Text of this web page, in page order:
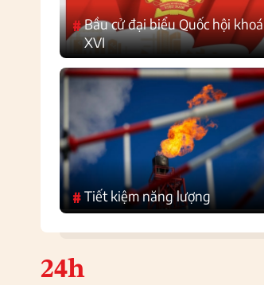
#Bầu cử đại biểu Quốc hội khoá
XVI
#Tiết kiệm năng lượng
24h